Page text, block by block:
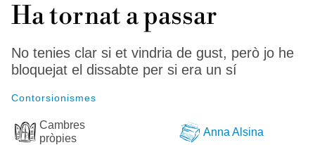
Ha tornat a passar
No tenies clar si et vindria de gust, però jo he
bloquejat el dissabte per si era un sí
Contorsionismes
Cambres
pròpies
Anna Alsina